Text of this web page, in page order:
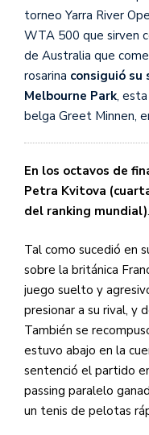
torneo Yarra River
WTA 500 que sirven
de Australia que
rosarina consiguió
Melbourne Park,
belga Greet Minnen,
En los octavos de
Petra Kvitova
del ranking mundial).
Tal como sucedió en
sobre la británica
juego suelto y
presionar a su rival, y
También se
estuvo abajo en la
sentenció el partido
passing paralelo
un tenis de pelotas